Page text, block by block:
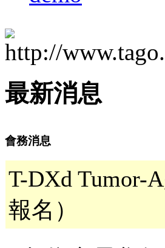
最新消息
會務消息
T-DXd Tumor-
報名）